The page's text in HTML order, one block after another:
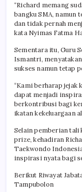
“Richard memang
bangku SMA, namun
dan tidak pernah
kata Nyimas Fatma
Sementara itu, Guru
Ismantri,
sukses namun tetap
“Kami berharap jejak
dapat menjadi
berkontribusi bagi
ikatan kekeluargaan
Selain pemberian tali
prize, kehadiran
Taekwondo
inspirasi nyata bagi
Berikut Riwayat
Tampubolon